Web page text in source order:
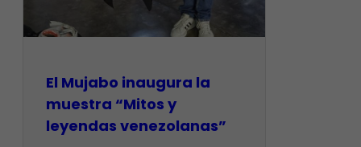
El Mujabo inaugura la
muestra “Mitos y
leyendas venezolanas”